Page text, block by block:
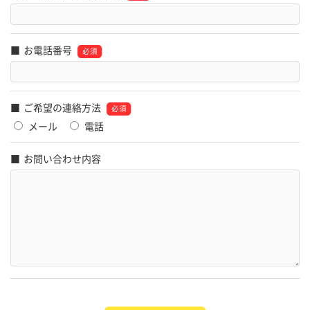
お電話番号
ご希望の連絡方法
メール
電話
お問い合わせ内容